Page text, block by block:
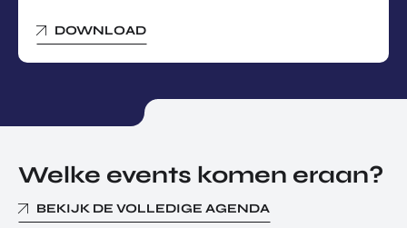
DOWNLOAD
Welke events komen eraan?
BEKIJK DE VOLLEDIGE AGENDA